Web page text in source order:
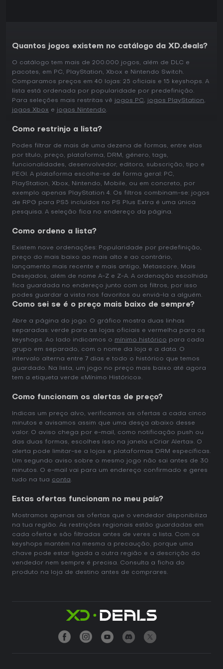
Quantos jogos existem no catálogo da XD.deals?
O catálogo tem mais de 200.000 jogos, além de DLC e
pacotes, em PC, PlayStation, Xbox e Nintendo Switch.
Comparamos preços em 40 lojas: 25 oficiais e 15 keyshops. A
lista está ordenada por popularidade por predefinição.
Para seleções mais restritas vê jogos PC, jogos PlayStation,
jogos Xbox e jogos Nintendo.
Como restrinjo a lista?
Podes filtrar de mais de uma dezena de formas, entre elas
por título, preço, plataforma, DRM, género, tags,
funcionalidades, desenvolvedor, editora, subscrição, tipo e
PEGI. A plataforma escolhe-se de forma geral: PC,
PlayStation, Xbox, Nintendo, Mobile, ou em concreto, por
exemplo apenas PlayStation 4. Os filtros combinam-se: jogos
de RPG para PS5 incluídos no PS Plus Extra é uma única
pesquisa. A seleção fica no endereço da página.
Como ordeno a lista?
Existem nove ordenações: Popularidade por predefinição,
preço do mais baixo ao mais alto e ao contrário,
lançamento mais recente e mais antigo, Metascore, Mais
Desejados, além de nome A-Z e Z-A. A ordenação escolhida
fica guardada no endereço junto com os filtros, por isso
podes guardar a vista nos favoritos ou enviá-la a alguém.
Como sei se é o preço mais baixo de sempre?
Abre a página do jogo. O gráfico mostra duas linhas
separadas: verde para as lojas oficiais e vermelha para os
keyshops. Ao lado indicamos o mínimo histórico para cada
grupo em separado, com o nome da loja e a data. O
intervalo alterna entre 7 dias e todo o histórico que temos
guardado. Na lista, um jogo no preço mais baixo até agora
tem a etiqueta verde «Mínimo Histórico».
Como funcionam os alertas de preço?
Indicas um preço alvo, verificamos as ofertas a cada cinco
minutos e avisamos assim que uma desça abaixo desse
valor. O aviso chega por e-mail, como notificação push ou
das duas formas, escolhes isso na janela «Criar Alerta». O
alerta pode limitar-se a lojas e plataformas DRM específicas.
Um segundo aviso sobre o mesmo jogo não sai antes de 30
minutos. O e-mail vai para um endereço confirmado e geres
tudo na tua conta.
Estas ofertas funcionam no meu país?
Mostramos apenas as ofertas que o vendedor disponibiliza
na tua região. As restrições regionais estão guardadas em
cada oferta e são filtradas antes de veres a lista. Com os
keyshops mantém na mesma a precaução, porque uma
chave pode estar ligada a outra região e a descrição do
vendedor nem sempre é precisa. Consulta a ficha do
produto na loja de destino antes de comprares.